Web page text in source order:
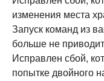
изменения места
Запуск команд из
больше не
Исправлен сбой,
попытке двойного